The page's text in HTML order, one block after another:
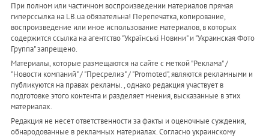
При полном или частичном воспроизведении материалов прямая
гиперссылка на LB.ua обязательна! Перепечатка, копирование,
воспроизведение или иное использование материалов, в которых
содержится ссылка на агентство "Українськi Новини" и "Украинская Фото
Группа" запрещено.
Материалы, которые размещаются на сайте с меткой "Реклама" /
"Новости компаний" / "Пресрелиз" / "Promoted", являются рекламными и
публикуются на правах рекламы. , однако редакция участвует в
подготовке этого контента и разделяет мнения, высказанные в этих
материалах.
Редакция не несет ответственности за факты и оценочные суждения,
обнародованные в рекламных материалах. Согласно украинскому